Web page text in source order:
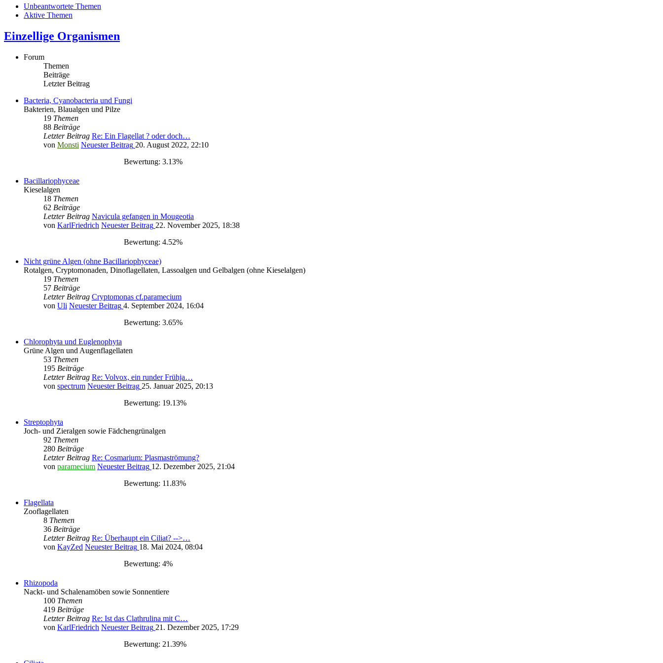
Unbeantwortete Themen
Aktive Themen
Einzellige Organismen
Forum
Themen
Beiträge
Letzter Beitrag
Bacteria, Cyanobacteria und Fungi
Bakterien, Blaualgen und Pilze
19 Themen
88 Beiträge
Letzter Beitrag Re: Ein Flagellat ? oder doch…
von Monsti Neuester Beitrag 20. August 2022, 22:10
Bewertung: 3.13%
Bacillariophyceae
Kieselalgen
18 Themen
62 Beiträge
Letzter Beitrag Navicula gefangen in Mougeotia
von KarlFriedrich Neuester Beitrag 22. November 2025, 18:38
Bewertung: 4.52%
Nicht grüne Algen (ohne Bacillariophyceae)
Rotalgen, Cryptomonaden, Dinoflagellaten, Lassoalgen und Gelbalgen (ohne Kieselalgen)
19 Themen
57 Beiträge
Letzter Beitrag Cryptomonas cf.paramecium
von Uli Neuester Beitrag 4. September 2024, 16:04
Bewertung: 3.65%
Chlorophyta und Euglenophyta
Grüne Algen und Augenflagellaten
53 Themen
195 Beiträge
Letzter Beitrag Re: Volvox, ein runder Frühja…
von spectrum Neuester Beitrag 25. Januar 2025, 20:13
Bewertung: 19.13%
Streptophyta
Joch- und Zieralgen sowie Fädchengrünalgen
92 Themen
280 Beiträge
Letzter Beitrag Re: Cosmarium: Plasmaströmung?
von paramecium Neuester Beitrag 12. Dezember 2025, 21:04
Bewertung: 11.83%
Flagellata
Zooflagellaten
8 Themen
36 Beiträge
Letzter Beitrag Re: Überhaupt ein Ciliat? -->…
von KayZed Neuester Beitrag 18. Mai 2024, 08:04
Bewertung: 4%
Rhizopoda
Nackt- und Schalenamöben sowie Sonnentiere
100 Themen
419 Beiträge
Letzter Beitrag Re: Ist das Clathrulina mit C…
von KarlFriedrich Neuester Beitrag 21. Dezember 2025, 17:29
Bewertung: 21.39%